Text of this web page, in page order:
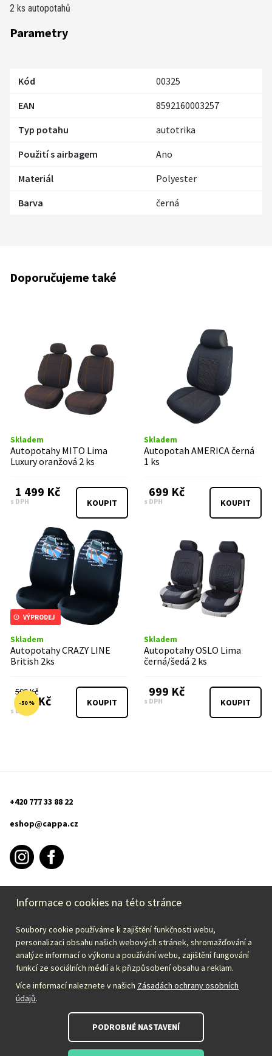
2 ks autopotahů
Parametry
Kód
00325
EAN
8592160003257
Typ potahu
autotrika
Použití s airbagem
Ano
Materiál
Polyester
Barva
černá
Doporučujeme také
Skladem
Autopotahy MITO Lima
Luxury oranžová 2 ks
1 499 Kč
s DPH KOUPIT
Skladem
Autopotah AMERICA černá
1 ks
699 Kč
s DPH KOUPIT
VÝPRODEJ
Skladem
Autopotahy CRAZY LINE
British 2ks
599 Kč
299 Kč
-50 %
s DPH
KOUPIT
Skladem
Autopotahy OSLO Lima
černá/šedá 2 ks
999 Kč
s DPH KOUPIT
+420 777 33 88 22
eshop@cappa.cz
INFORMACE O NÁKUPU
CAPPA
Zvolte svou zemi:
Informace o cookies na této stránce
Soubory cookie používáme k zajištění funkčnosti webu,
personalizaci obsahu našich webových stránek, shromažďování a
analýze informací o výkonu a používání webu, zajištění fungování
funkcí ze sociálních médií a k přizpůsobení obsahu a reklam.
Více informací naleznete v našich Zásadách ochrany osobních
údajů.
PODROBNÉ NASTAVENÍ